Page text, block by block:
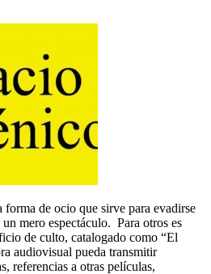
de ocio que sirve para evadirse
mero espectáculo. Para otros es
de culto, catalogado como “El
audiovisual pueda transmitir
referencias a otras películas,